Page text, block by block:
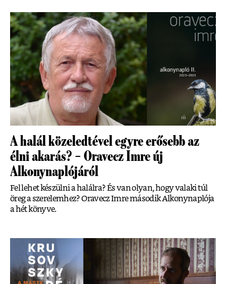
A halál közeledtével egyre erősebb az
élni akarás? – Oravecz Imre új
Alkonynaplójáról
Fel lehet készülni a halálra? És van olyan, hogy valaki túl
öreg a szerelemhez? Oravecz Imre második Alkonynaplója
a hét könyve.